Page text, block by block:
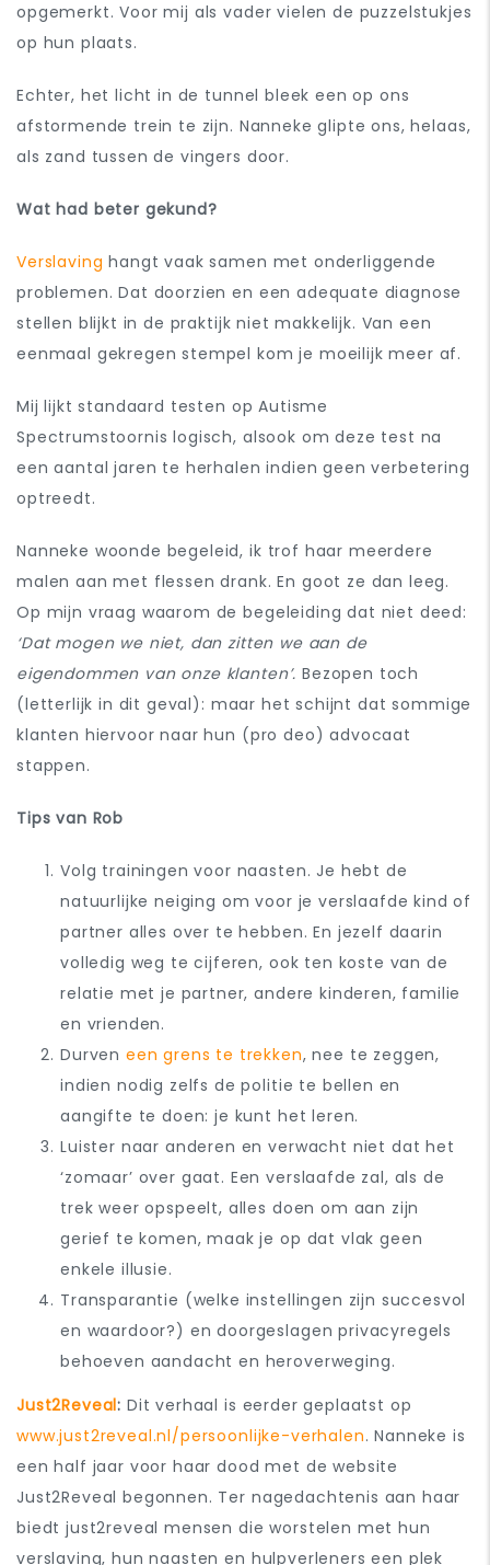
opgemerkt. Voor mij als vader vielen de puzzelstukjes
op hun plaats.
Echter, het licht in de tunnel bleek een op ons
afstormende trein te zijn. Nanneke glipte ons, helaas,
als zand tussen de vingers door.
Wat had beter gekund?
Verslavinghangt vaak samen met onderliggende
problemen. Dat doorzien en een adequate diagnose
stellen blijkt in de praktijk niet makkelijk. Van een
eenmaal gekregen stempel kom je moeilijk meer af.
Mij lijkt standaard testen op Autisme
Spectrumstoornis logisch, alsook om deze test na
een aantal jaren te herhalen indien geen verbetering
optreedt.
Nanneke woonde begeleid, ik trof haar meerdere
malen aan met flessen drank. En goot ze dan leeg.
Op mijn vraag waarom de begeleiding dat niet deed:
‘Dat mogen we niet, dan zitten we aan de
eigendommen van onze klanten’. Bezopen toch
(letterlijk in dit geval): maar het schijnt dat sommige
klanten hiervoor naar hun (pro deo) advocaat
stappen.
Tips van Rob
Volg trainingen voor naasten. Je hebt de
natuurlijke neiging om voor je verslaafde kind of
partner alles over te hebben. En jezelf daarin
volledig weg te cijferen, ook ten koste van de
relatie met je partner, andere kinderen, familie
en vrienden.
Durven een grens te trekken, nee te zeggen,
indien nodig zelfs de politie te bellen en
aangifte te doen: je kunt het leren.
Luister naar anderen en verwacht niet dat het
‘zomaar’ over gaat. Een verslaafde zal, als de
trek weer opspeelt, alles doen om aan zijn
gerief te komen, maak je op dat vlak geen
enkele illusie.
Transparantie (welke instellingen zijn succesvol
en waardoor?) en doorgeslagen privacyregels
behoeven aandacht en heroverweging.
Just2Reveal: Dit verhaal is eerder geplaatst op
www.just2reveal.nl/persoonlijke-verhalen.Nanneke is
een half jaar voor haar dood met de website
Just2Reveal begonnen. Ter nagedachtenis aan haar
biedt just2reveal mensen die worstelen met hun
verslaving, hun naasten en hulpverleners een plek